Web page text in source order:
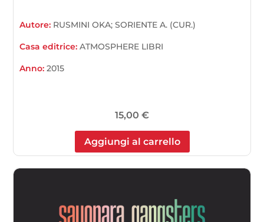
Autore: RUSMINI OKA; SORIENTE A. (CUR.)
Casa editrice:ATMOSPHERE LIBRI
Anno:2015
15,00 €
Aggiungi al carrello